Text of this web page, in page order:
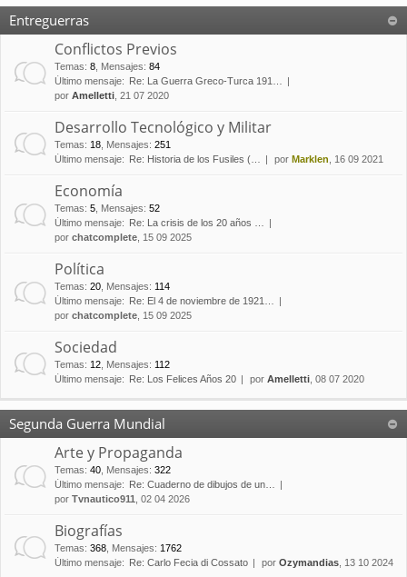
Entreguerras
Conflictos Previos
Temas: 8 Mensajes: 84
Último mensaje:
Re: La Guerra Greco-Turca 191…
por Amelletti , 21 07 2020
Desarrollo Tecnológico y Militar
Temas: 18 Mensajes: 251
Último mensaje:
Re: Historia de los Fusiles (… por Marklen , 16 09 2021
Economía
Temas: 5 Mensajes: 52
Último mensaje:
Re: La crisis de los 20 años …
por chatcomplete , 15 09 2025
Política
Temas: 20 Mensajes: 114
Último mensaje:
Re: El 4 de noviembre de 1921…
por chatcomplete , 15 09 2025
Sociedad
Temas: 12 Mensajes: 112
Último mensaje:
Re: Los Felices Años 20 por Amelletti , 08 07 2020
Segunda Guerra Mundial
Arte y Propaganda
Temas: 40 Mensajes: 322
Último mensaje:
Re: Cuaderno de dibujos de un…
por Tvnautico911 , 02 04 2026
Biografías
Temas: 368 Mensajes: 1762
Último mensaje:
Re: Carlo Fecia di Cossato por Ozymandias , 13 10 2024